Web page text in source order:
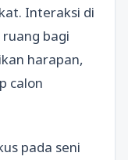
Interaksi di
bagi
harapan,
calon
pada seni